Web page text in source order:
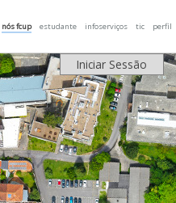
nós fcup estudante infoserviços tic perfil
Iniciar Sessão